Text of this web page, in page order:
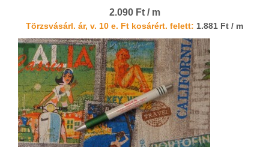
2.090 Ft / m
Törzsvásárl. ár, v. 10 e. Ft kosárért. felett: 1.881 Ft / m